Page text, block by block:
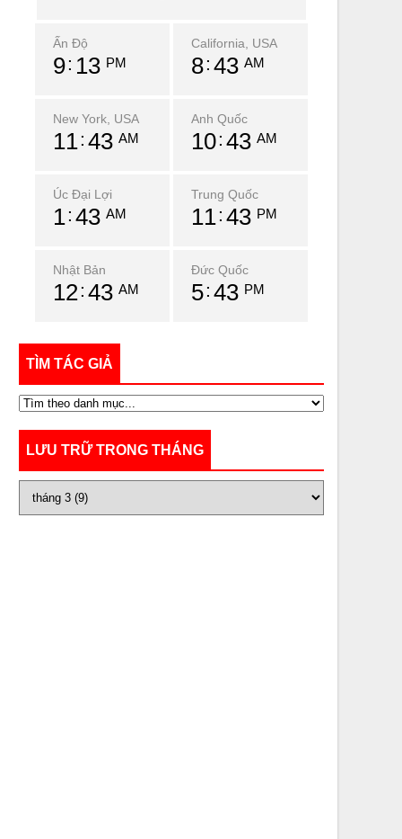
Ấn Độ
9 13 PM
California, USA
8 43 AM
New York, USA
11 43 AM
Anh Quốc
10 43 AM
Úc Đại Lợi
1 43 AM
Trung Quốc
11 43 PM
Nhật Bản
12 43 AM
Đức Quốc
5 43 PM
TÌM TÁC GIẢ
LƯU TRỮ TRONG THÁNG